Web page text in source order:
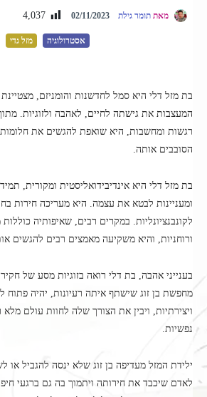
אסטרולוגיה מזל גדי
מאת תומר גילת 02/11/2023
4,037
בת מזל דלי היא סמל לחדשנות והומניזם, מצטיינת
המעצבות את גישתה לחיים, לאהבה ולזוגיות.
רגשות ומחשבות, היא שואפת להגשים את
הסובבים אותה.
בת מזל דלי היא אינדיבידואליסטית ומקורית,
ומעניינות לבטא את עצמה. היא מעריכה חירות
לקונבנציונליות. במקרים רבים, שאיפותיה כוללות
ורוחניות, והיא משקיעה מאמצים רבים להגשים
בענייני אהבה, בת דלי רואה בזוגיות מסע של
מחפשת בן זוג שישתף איתה רעיונות, יהיה פתוח
ויצירתיות, ויבין את הצורך שלה לחוות עולם מלא
נפשיות.
ילידת המזל מעדיפה בן זוג שלא ינסה להגביל או
לאדם שיכבד את חירותה ויתמוך בה גם ברגעי